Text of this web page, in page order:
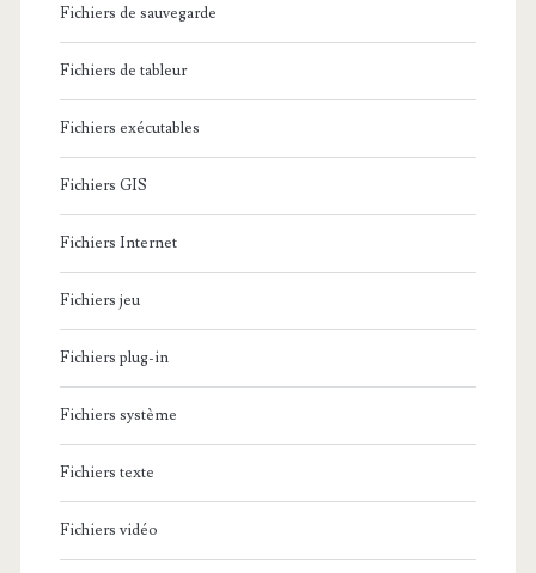
Fichiers de sauvegarde
Fichiers de tableur
Fichiers exécutables
Fichiers GIS
Fichiers Internet
Fichiers jeu
Fichiers plug-in
Fichiers système
Fichiers texte
Fichiers vidéo